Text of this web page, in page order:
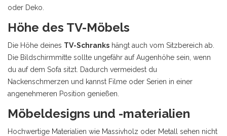
oder Deko.
Höhe des TV-Möbels
Die Höhe deines TV-Schranks hängt auch vom Sitzbereich ab.
Die Bildschirmmitte sollte ungefähr auf Augenhöhe sein, wenn
du auf dem Sofa sitzt. Dadurch vermeidest du
Nackenschmerzen und kannst Filme oder Serien in einer
angenehmeren Position genießen.
Möbeldesigns und -materialien
Hochwertige Materialien wie Massivholz oder Metall sehen nicht